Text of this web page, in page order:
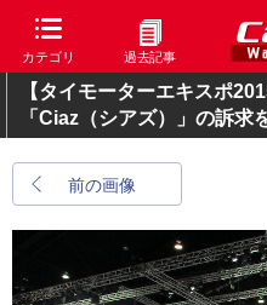
カテゴリ 過去記事
【タイモーターエキスポ
「Ciaz（シアズ）」の訴求
前の画像